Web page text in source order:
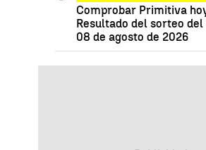
Comprobar Primitiva
Resultado del sorteo del
08 de agosto de 2026